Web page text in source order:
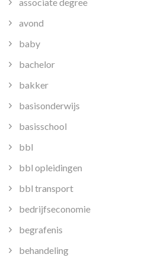
avond
baby
bachelor
bakker
basisonderwijs
basisschool
bbl
bbl opleidingen
bbl transport
bedrijfseconomie
begrafenis
behandeling